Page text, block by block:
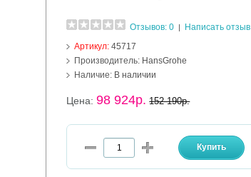
Отзывов: 0 |
Написать отзыв
Артикул:45717
Производитель: HansGrohe
Наличие: В наличии
Цена:98 924р. 152 190р.